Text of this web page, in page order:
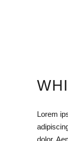
Lorem
dolor.